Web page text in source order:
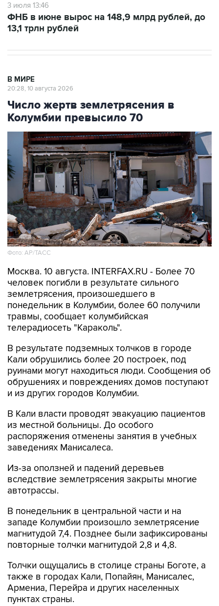
3 июля 13:46
ФНБ в июне вырос на 148,9 млрд рублей, до
13,1 трлн рублей
В МИРЕ
20:28, 10 августа 2026
Число жертв землетрясения в
Колумбии превысило 70
Фото: АР/ТАСС
Москва. 10 августа. INTERFAX.RU - Более 70
человек погибли в результате сильного
землетрясения, произошедшего в
понедельник в Колумбии, более 60 получили
травмы, сообщает колумбийская
телерадиосеть "Караколь".
В результате подземных толчков в городе
Кали обрушились более 20 построек, под
руинами могут находиться люди. Сообщения об
обрушениях и повреждениях домов поступают
и из других городов Колумбии.
В Кали власти проводят эвакуацию пациентов
из местной больницы. До особого
распоряжения отменены занятия в учебных
заведениях Манисалеса.
Из-за оползней и падений деревьев
вследствие землетрясения закрыты многие
автотрассы.
В понедельник в центральной части и на
западе Колумбии произошло землетрясение
магнитудой 7,4. Позднее были зафиксированы
повторные толчки магнитудой 2,8 и 4,8.
Толчки ощущались в столице страны Боготе, а
также в городах Кали, Попайян, Манисалес,
Армениа, Перейра и других населенных
пунктах страны.